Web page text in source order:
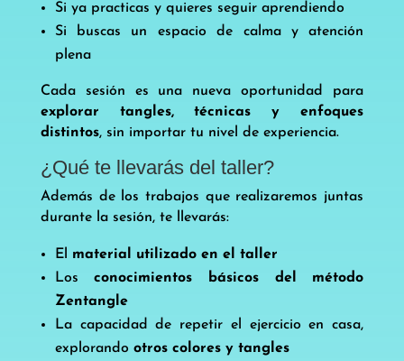
Si ya practicas y quieres seguir aprendiendo
Si buscas un espacio de calma y atención
plena
Cada sesión es una nueva oportunidad para
explorar tangles, técnicas y enfoques
distintos, sin importar tu nivel de experiencia.
¿Qué te llevarás del taller?
Además de los trabajos que realizaremos juntas
durante la sesión, te llevarás:
El material utilizado en el taller
Losconocimientos básicos del método
Zentangle
La capacidad de repetir el ejercicio en casa,
explorando otros colores y tangles